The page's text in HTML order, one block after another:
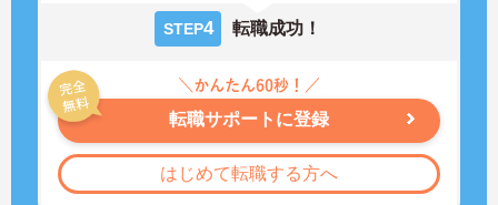
STEP4 転職成功！
転職サポートに登録
はじめて転職する方へ